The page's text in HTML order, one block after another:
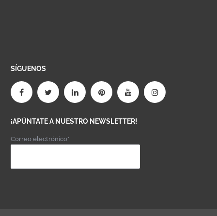
SÍGUENOS
¡APÚNTATE A NUESTRO NEWSLETTER!
Correo electrónico*